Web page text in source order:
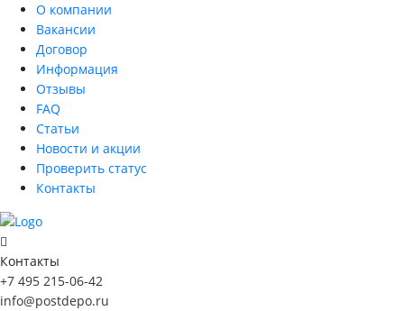
О компании
Вакансии
Договор
Информация
Отзывы
FAQ
Статьи
Новости и акции
Проверить статус
Контакты
Контакты
+7 495 215-06-42
info@postdepo.ru